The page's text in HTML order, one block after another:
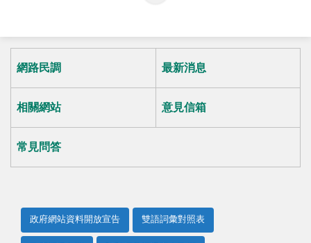
網路民調 最新消息
相關網站 意見信箱
常見問答
政府網站資料開放宣告 雙語詞彙對照表